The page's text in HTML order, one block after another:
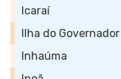
Icaraí
Ilha do Governador
Inhaúma